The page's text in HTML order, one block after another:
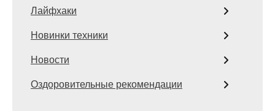
Лайфхаки
Новинки техники
Новости
Оздоровительные рекомендации